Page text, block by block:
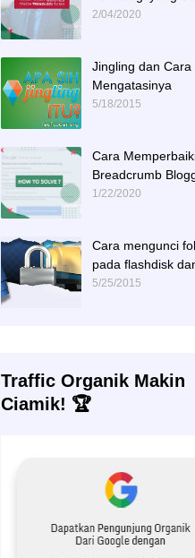
Menginspirasi
2/04/2020
Jingling dan Cara
Mengatasinya
5/18/2015
Cara
Breadcrumb
1/22/2020
Cara mengunci
pada flashdisk
hardisk
5/25/2015
Traffic Organik Makin
Ciamik! 🏆